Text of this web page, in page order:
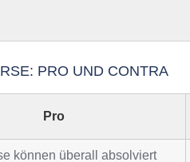
PRO UND CONTRA
Pro
können überall absolviert